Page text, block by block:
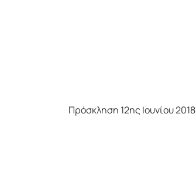
Πρόσκληση 12ης Ιουνίου 2018